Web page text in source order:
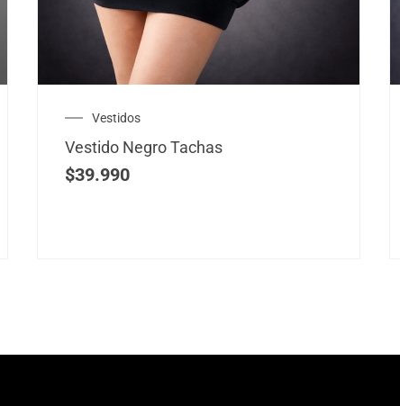
Vestidos
Vestido Negro Tachas
$39.990